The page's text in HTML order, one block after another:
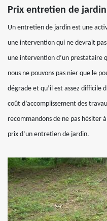
Prix entretien de jardin
Un entretien de jardin est une
une intervention qui ne devrait
une intervention d’un prestataire
nous ne pouvons pas nier que le
dégrade et qu’il est assez difficile
coût d’accomplissement des
recommandons de ne pas hésiter
prix d’un entretien de jardin.